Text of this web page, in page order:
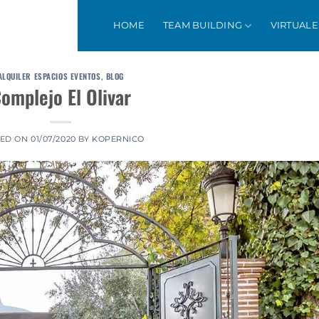
HOME TEAM BUILDING
ESPACIOS EVENTOS, BLOG
El Olivar
ON01/07/2020 BY KOPERNICO